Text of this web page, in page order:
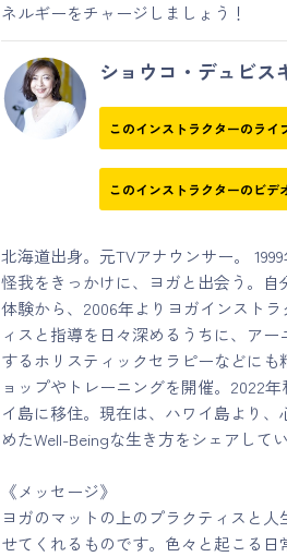
ネルギーをチャージしましょう！
ショウコ・デュビス
このインストラクターのライ
このインストラクターのビデ
北海道出身。元TVアナウンサー。
怪我をきっかけに、ヨガと出会う。
体験から、2006年よりヨガインスト
ィスと指導を日々深めるうちに、ア
するホリスティックセラピーなどに
ョップやトレーニングを開催。2022
イ島に移住。現在は、ハワイ島より
めたWell-Beingな生き方をシェアしてい
《メッセージ》
ヨガのマットの上のプラクティスと
せてくれるものです。色々と起こる